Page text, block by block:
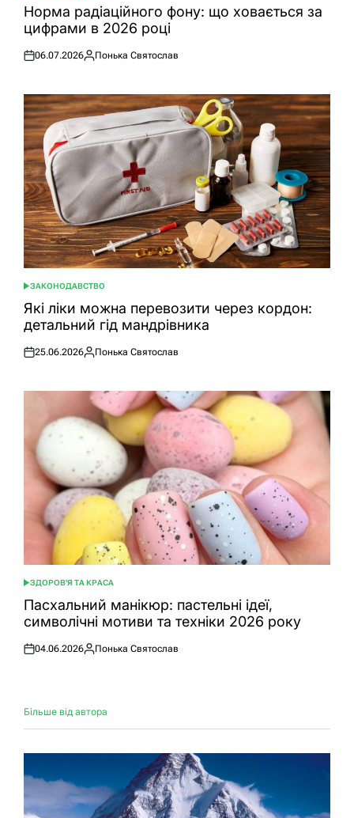
УНорма радіаційного фону: що ховається за
цифрами в 2026 році
Оприлюднено
06.07.2026
Опубліковано
Понька Святослав
ОПУБЛІКУВАТИ
У
ЗАКОНОДАВСТВО
Які ліки можна перевозити через кордон:
детальний гід мандрівника
Оприлюднено
25.06.2026
Опубліковано
Понька Святослав
ОПУБЛІКУВАТИ
У
ЗДОРОВ'Я ТА КРАСА
Пасхальний манікюр: пастельні ідеї,
символічні мотиви та техніки 2026 року
Оприлюднено
04.06.2026
Опубліковано
Понька Святослав
Більше від автора